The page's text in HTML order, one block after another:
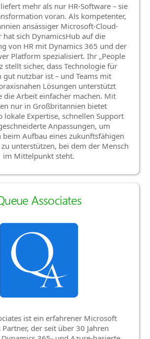
mehr als nur HR-Software – sie
voran. Als kompetenter,
ansässiger Microsoft-Cloud-
hat sich DynamicsHub auf die
von HR mit Dynamics 365 und der
Platform spezialisiert. Ihr „People
stellt sicher, dass Technologie für
gut nutzbar ist – und Teams mit
Lösungen unterstützt
die Arbeit einfacher machen. Mit
nur in Großbritannien bietet
lokale Expertise, schnellen Support
Anpassungen, um
beim Aufbau eines zukunftsfähigen
unterstützen, bei dem der Mensch
im Mittelpunkt steht.
Associates
ist ein erfahrener Microsoft
der seit über 30 Jahren